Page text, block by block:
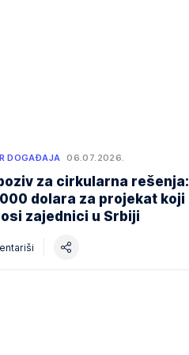
DOGAĐAJA 06.07.2026.
za cirkularna rešenja:
dolara za projekat koji
zajednici u Srbiji